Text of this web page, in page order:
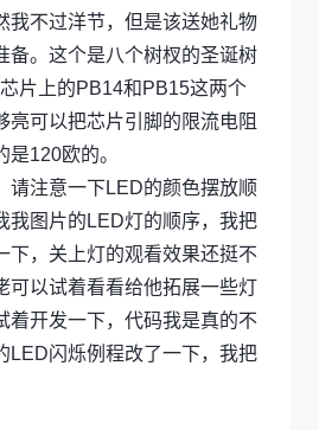
我不过洋节，但是该送她礼物
备。这个是八个树杈的圣诞树
片上的PB14和PB15这两个
亮可以把芯片引脚的限流电阻
120欧的。
请注意一下LED的颜色摆放顺
我图片的LED灯的顺序，我把
下，关上灯的观看效果还挺不
可以试着看看给他拓展一些灯
着开发一下，代码我是真的不
LED闪烁例程改了一下，我把